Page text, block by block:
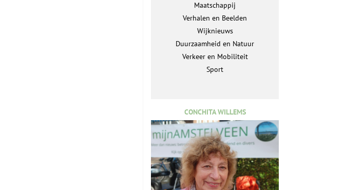
Maatschappij
Verhalen en Beelden
Wijknieuws
Duurzaamheid en Natuur
Verkeer en Mobiliteit
Sport
CONCHITA WILLEMS